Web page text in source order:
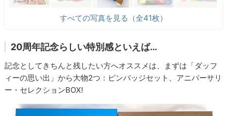
すべての写真を見る（全41枚）
20周年記念らしい特別感といえば…
記念としてきちんと残したい方へオススメは、まずは「ダッフ
ィーの思い出」から大物2つ：ピンバッジセット、アニバーサリ
ー・セレクションBOX!